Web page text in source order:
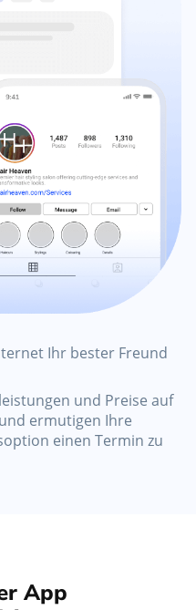
Ihr bester Freund
und Preise auf
ermutigen Ihre
einen Termin zu
App